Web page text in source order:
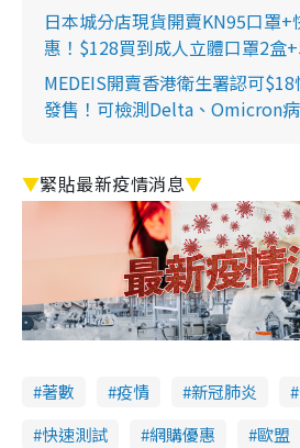
日本城分店現貨開賣KN95口罩
惠！$128買到成人立體口罩2盒
MEDEIS開賣香港衛生署認可
發售！可檢測Delta、Omicron
▼緊貼最新疫情消息▼
著數 疫情 新冠肺炎
快速測試
網購優惠 歐盟